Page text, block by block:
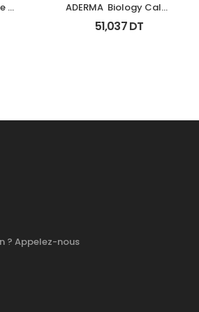
ADERMA  Biology Calm
Soin Apaisant Tb 40 Ml
51,037DT
? Appelez-nous